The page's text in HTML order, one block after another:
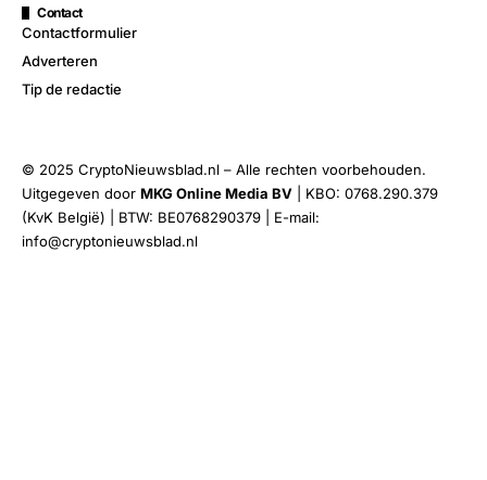
Contact
Contactformulier
Adverteren
Tip de redactie
© 2025 CryptoNieuwsblad.nl – Alle rechten voorbehouden.
Uitgegeven door MKG Online Media BV | KBO: 0768.290.379
(KvK België) | BTW: BE0768290379 | E-mail:
info@cryptonieuwsblad.nl